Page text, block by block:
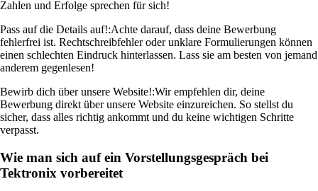
Zahlen und Erfolge sprechen für sich!
Pass auf die Details auf!:Achte darauf, dass deine Bewerbung
fehlerfrei ist. Rechtschreibfehler oder unklare Formulierungen können
einen schlechten Eindruck hinterlassen. Lass sie am besten von jemand
anderem gegenlesen!
Bewirb dich über unsere Website!:Wir empfehlen dir, deine
Bewerbung direkt über unsere Website einzureichen. So stellst du
sicher, dass alles richtig ankommt und du keine wichtigen Schritte
verpasst.
Wie man sich auf ein Vorstellungsgespräch bei
Tektronix vorbereitet